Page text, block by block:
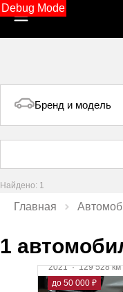
Debug Mode
Бренд и модель
Найдено: 1
Главная
1
до 50 000 ₽
2021·129 528 км
Chery Tiggo